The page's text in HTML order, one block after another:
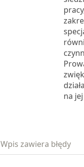
na
Wpis zawiera błędy